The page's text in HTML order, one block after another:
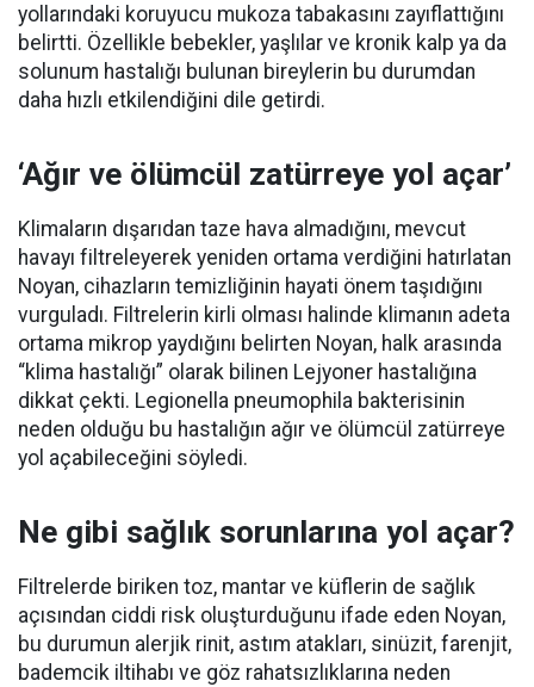
yollarındaki koruyucu mukoza tabakasını zayıflattığını
belirtti. Özellikle bebekler, yaşlılar ve kronik kalp ya da
solunum hastalığı bulunan bireylerin bu durumdan
daha hızlı etkilendiğini dile getirdi.
‘Ağır ve ölümcül zatürreye yol açar’
Klimaların dışarıdan taze hava almadığını, mevcut
havayı filtreleyerek yeniden ortama verdiğini hatırlatan
Noyan, cihazların temizliğinin hayati önem taşıdığını
vurguladı. Filtrelerin kirli olması halinde klimanın adeta
ortama mikrop yaydığını belirten Noyan, halk arasında
“klima hastalığı” olarak bilinen Lejyoner hastalığına
dikkat çekti. Legionella pneumophila bakterisinin
neden olduğu bu hastalığın ağır ve ölümcül zatürreye
yol açabileceğini söyledi.
Ne gibi sağlık sorunlarına yol açar?
Filtrelerde biriken toz, mantar ve küflerin de sağlık
açısından ciddi risk oluşturduğunu ifade eden Noyan,
bu durumun alerjik rinit, astım atakları, sinüzit, farenjit,
bademcik iltihabı ve göz rahatsızlıklarına neden